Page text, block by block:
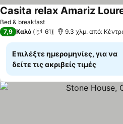
Bed & breakfast
Casita relax Amariz
7,9 Καλό 61 9.3 χλμ. από:
Επιλέξτε ημερομηνίες, για να
δείτε τις ακριβείς τιμές